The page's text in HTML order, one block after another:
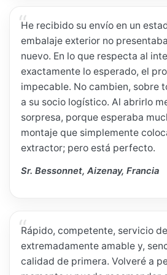
He recibido su envío en un
embalaje exterior no
nuevo. En lo que respecta al
exactamente lo esperado, el
impecable. No cambien, sobre
a su socio logístico. Al abrirlo
sorpresa, porque esperaba
montaje que simplemente
extractor; pero está perfecto.
Sr. Bessonnet, Aizenay, Francia
Rápido, competente, servicio
extremadamente amable y,
calidad de primera. Volveré a